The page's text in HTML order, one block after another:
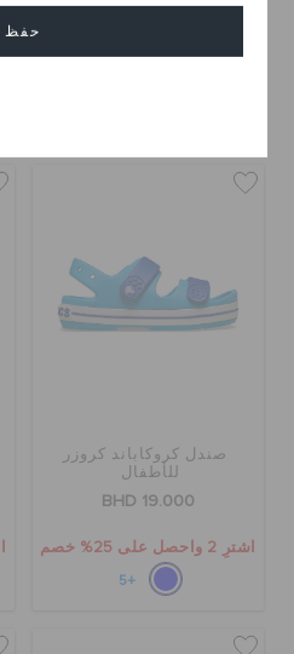
حفظ
للأطفال
صندل كروكاباند كروزر
للأطفال
BHD 19.000
اشترِ 2 واحصل على 25% خصم
+5